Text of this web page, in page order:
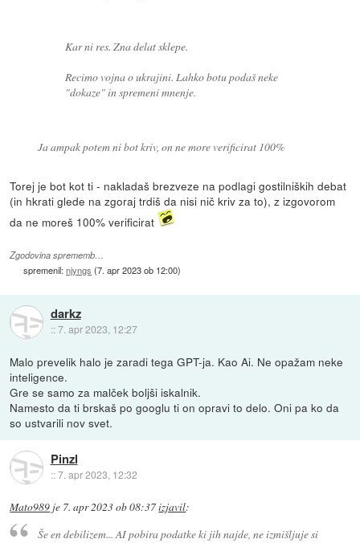
Kar ni res. Zna delat sklepe.
Recimo vojna o ukrajini. Lahko botu podaš neke
"dokaze" in spremeni mnenje.
Ja ampak potem ni bot kriv, on ne more verificirat 100%
Torej je bot kot ti - nakladaš brezveze na podlagi gostilniških debat
(in hkrati glede na zgoraj trdiš da nisi nič kriv za to), z izgovorom
da ne moreš 100% verificirat
Zgodovina sprememb…
spremenil:njyngs (7. apr 2023 ob 12:00)
darkz
::7. apr 2023, 12:27
Malo prevelik halo je zaradi tega GPT-ja. Kao Ai. Ne opažam neke
inteligence.
Gre se samo za malček boljši iskalnik.
Namesto da ti brskaš po googlu ti on opravi to delo. Oni pa ko da
so ustvarili nov svet.
Pinzl
::7. apr 2023, 12:32
Mato989 je 7. apr 2023 ob 08:37izjavil:
Še en debilizem... AI pobira podatke ki jih najde, ne izmišljuje si